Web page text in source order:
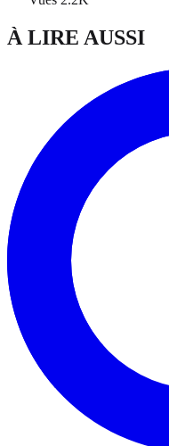
À LIRE AUSSI